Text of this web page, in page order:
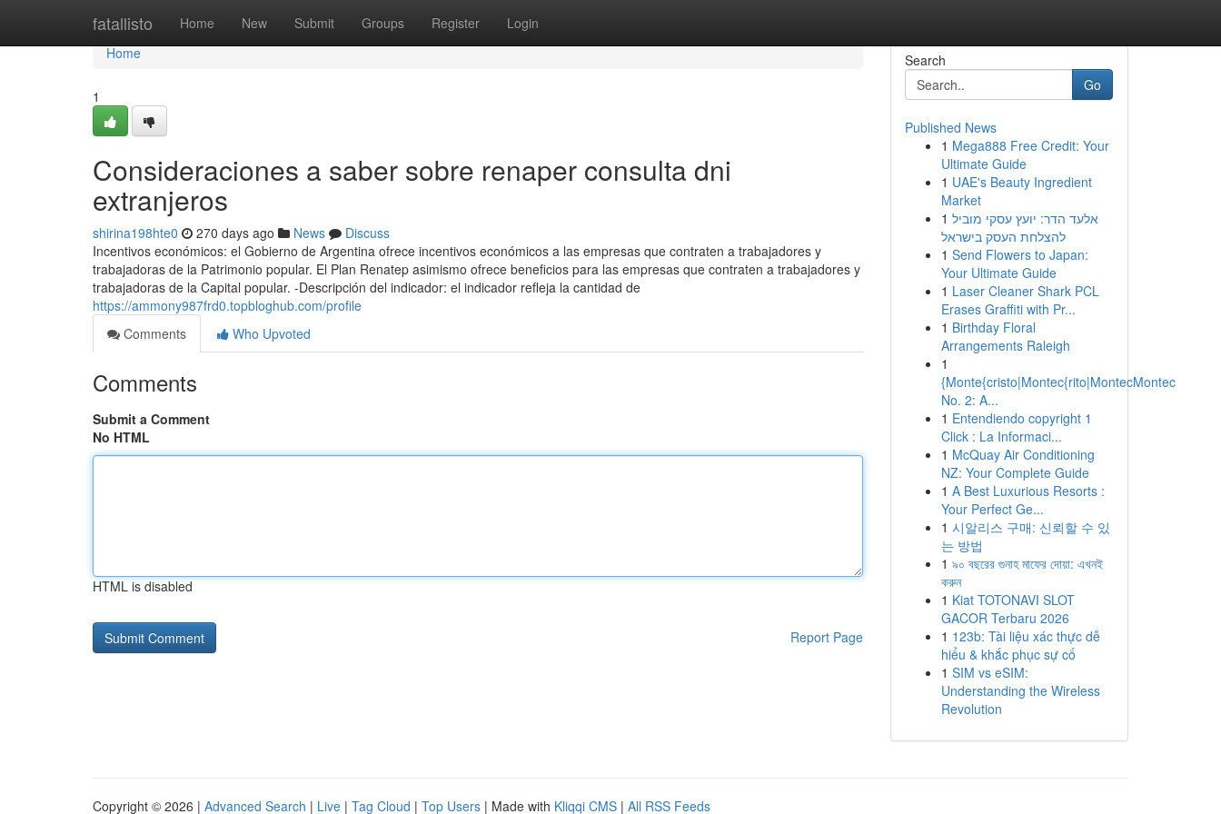
fatallisto Home New Submit Groups Register Login
Home
Home
1
Consideraciones a saber sobre renaper consulta dni
extranjeros
shirina198hte0 270 days ago News
Discuss
Incentivos económicos: el Gobierno de Argentina ofrece incentivos económicos a las empresas que contraten a trabajadores y
trabajadoras de la Patrimonio popular. El Plan Renatep asimismo ofrece beneficios para las empresas que contraten a trabajadores y
trabajadoras de la Capital popular. -Descripción del indicador: el indicador refleja la cantidad de
https://ammony987frd0.topbloghub.com/profile
Comments
Who Upvoted
Comments
Submit a Comment
No HTML
HTML is disabled
Report Page
Search
Go
Published News
1 Mega888 Free Credit: Your
Ultimate Guide
1 UAE's Beauty Ingredient
Market
1 אלעד הדר: יועץ עסקי מוביל
להצלחת העסק בישראל
1 Send Flowers to Japan:
Your Ultimate Guide
1 Laser Cleaner Shark PCL
Erases Graffiti with Pr...
1 Birthday Floral
Arrangements Raleigh
1
{Monte{cristo|Montec{rito|MontecMontec
No. 2: A...
1 Entendiendo copyright 1
Click : La Informaci...
1 McQuay Air Conditioning
NZ: Your Complete Guide
1 A Best Luxurious Resorts :
Your Perfect Ge...
1 시알리스 구매: 신뢰할 수 있
는 방법
1 ৯০ বছরের গুনাহ মাফের দোয়া: এখনই
করুন
1 Kiat TOTONAVI SLOT
GACOR Terbaru 2026
1 123b: Tài liệu xác thực dễ
hiểu & khắc phục sự cố
1 SIM vs eSIM:
Understanding the Wireless
Revolution
Copyright © 2026 | Advanced Search | Live | Tag Cloud | Top Users | Made with Kliqqi CMS | All RSS Feeds